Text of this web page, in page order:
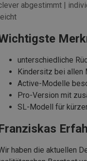
abgestimmt |
unterschiedliche
Kindersitz bei allen
Active-Modelle
Pro-Version mit
SL-Modell für
haben die aktuellen